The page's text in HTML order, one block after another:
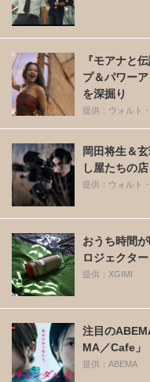
『モアナと
プ＆パワー
を深掘り
提供：ウォルト
岡田将生＆
し屋たちの
提供：ウォルト
おうち時間
ロジェクタ
提供：XGIMI
注目の
MA／Cafe」
提供：ABEMA